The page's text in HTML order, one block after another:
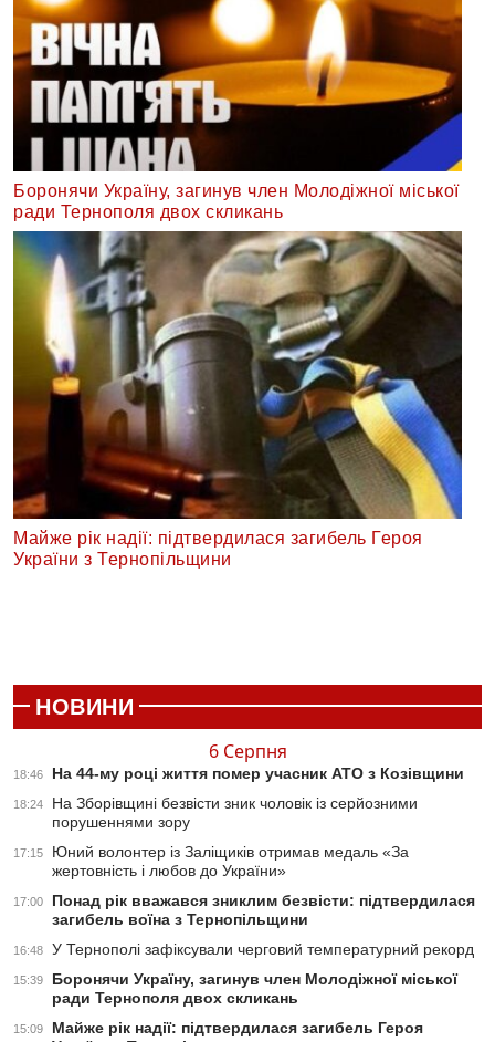
Боронячи Україну, загинув член Молодіжної міської
ради Тернополя двох скликань
Майже рік надії: підтвердилася загибель Героя
України з Тернопільщини
НОВИНИ
6 Серпня
18:46 На 44-му році життя помер учасник АТО з Козівщини
18:24
На Зборівщині безвісти зник чоловік із серйозними
порушеннями зору
17:15
Юний волонтер із Заліщиків отримав медаль «За
жертовність і любов до України»
17:00
Понад рік вважався зниклим безвісти: підтвердилася
загибель воїна з Тернопільщини
16:48 У Тернополі зафіксували черговий температурний рекорд
15:39
Боронячи Україну, загинув член Молодіжної міської
ради Тернополя двох скликань
15:09
Майже рік надії: підтвердилася загибель Героя